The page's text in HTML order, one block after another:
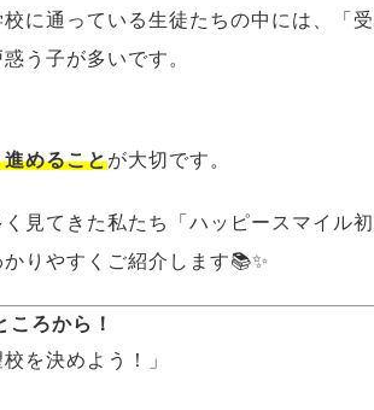
に通っている生徒たちの中には、「
う子が多いです。
めることが大切です。
見てきた私たち「ハッピースマイル初
りやすくご紹介します📚✨
ろから！
を決めよう！」